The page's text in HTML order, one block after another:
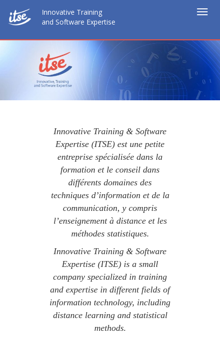
Innovative Training
and Software Expertise
Innovative Training & Software
Expertise (ITSE) est une petite
entreprise spécialisée dans la
formation et le conseil dans
différents domaines des
techniques d’information et de la
communication, y compris
l’enseignement à distance et les
méthodes statistiques.
Innovative Training & Software
Expertise (ITSE) is a small
company specialized in training
and expertise in different fields of
information technology, including
distance learning and statistical
methods.